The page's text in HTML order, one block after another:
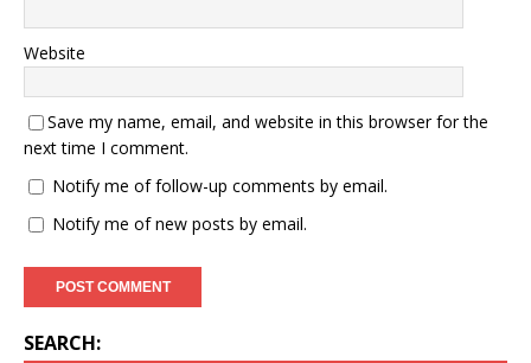
Website
Save my name, email, and website in this browser for the
next time I comment.
Notify me of follow-up comments by email.
Notify me of new posts by email.
SEARCH: